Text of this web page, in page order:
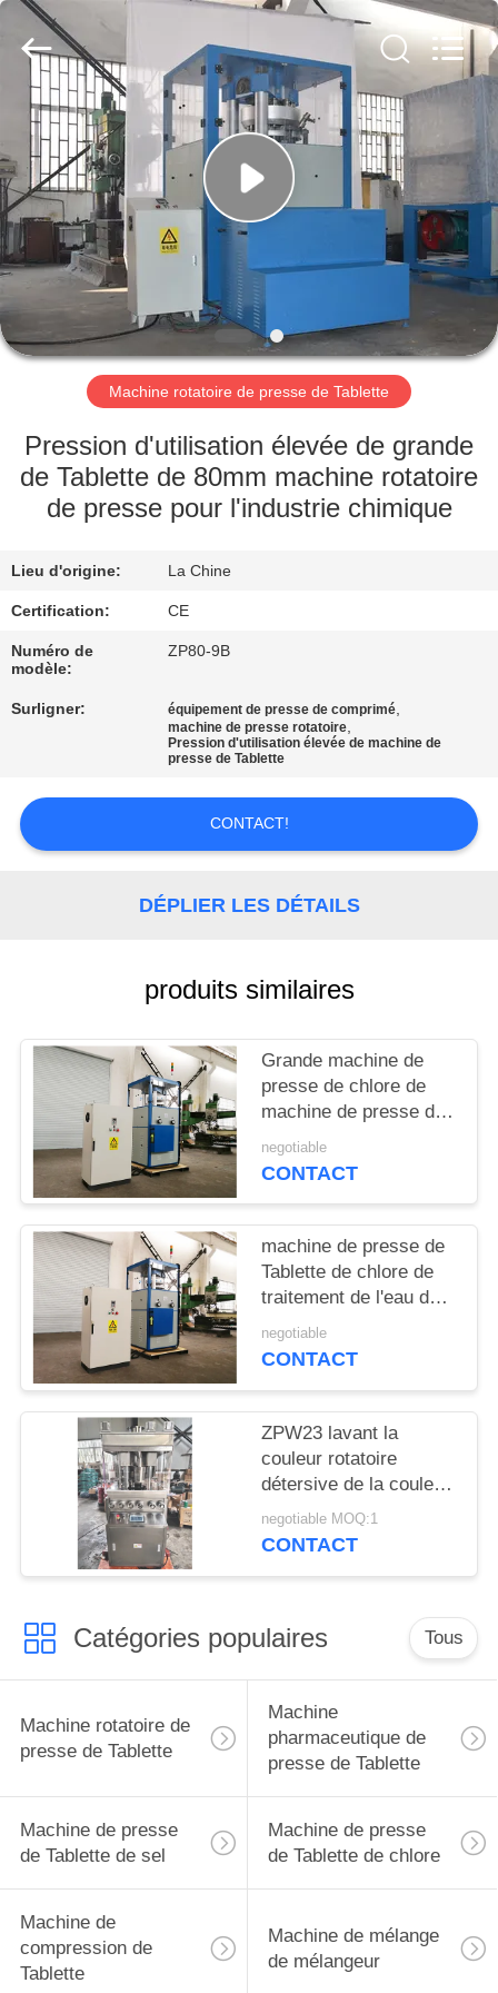
MAISON
PRODUITS
AU
SUJET
DE
NOUS
VISITE
D'USINE
DE
QUALITÉ
NOUS
NOUVELLES
CAS
CITATION
PLAN
DU
SITE
PRIVACY
POLICY
Changzhou
Chenguang
Machinery
Rights
Reserved.
Machine rotatoire de presse de Tablette
Pression d'utilisation élevée de grande
de Tablette de 80mm machine rotatoire
de presse pour l'industrie chimique
Lieu d'origine: La Chine
Certification: CE
Numéro de
modèle:
ZP80-9B
Surligner: équipement de presse de comprimé,
machine de presse rotatoire,
Pression d'utilisation élevée de machine de
presse de Tablette
CONTACT!
DÉPLIER LES DÉTAILS
produits similaires
Grande machine de
presse de chlore de
machine de presse de
diamètre populaire
stable de 60mm
negotiable
CONTACT
machine de presse de
Tablette de chlore de
traitement de l'eau de
10000pcs/h 25mm
negotiable
CONTACT
ZPW23 lavant la
couleur rotatoire
détersive de la couleur
trois de la presse deux
de Tablette
negotiable MOQ:1
CONTACT
Catégories populaires Tous
Machine rotatoire de
presse de Tablette
Machine
pharmaceutique de
presse de Tablette
Machine de presse
de Tablette de sel
Machine de presse
de Tablette de chlore
Machine de
compression de
Tablette
Machine de mélange
de mélangeur